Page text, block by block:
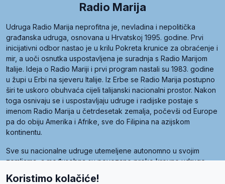
Radio Marija
Udruga Radio Marija neprofitna je, nevladina i nepolitička
građanska udruga, osnovana u Hrvatskoj 1995. godine. Prvi
inicijativni odbor nastao je u krilu Pokreta krunice za obraćenje i
mir, a uoči osnutka uspostavljena je suradnja s Radio Marijom
Italije. Ideja o Radio Mariji i prvi program nastali su 1983. godine
u župi u Erbi na sjeveru Italije. Iz Erbe se Radio Marija postupno
širi te uskoro obuhvaća cijeli talijanski nacionalni prostor. Nakon
toga osnivaju se i uspostavljaju udruge i radijske postaje s
imenom Radio Marija u četrdesetak zemalja, počevši od Europe
pa do obiju Amerika i Afrike, sve do Filipina na azijskom
kontinentu.
Sve su nacionalne udruge utemeljene autonomno u svojim
zemljama, a međusobna su povezane preko krovne udruge
Koristimo kolačiće!